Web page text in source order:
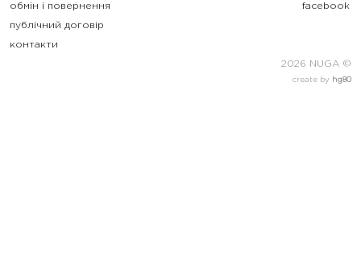
обмін і повернення
публічний договір
контакти
facebook
2026 NUGA ©
create by hg80